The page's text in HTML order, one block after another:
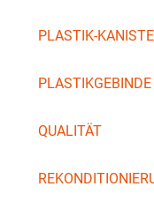
PLASTIK-
PLASTIKGEBINDE
QUALITÄT